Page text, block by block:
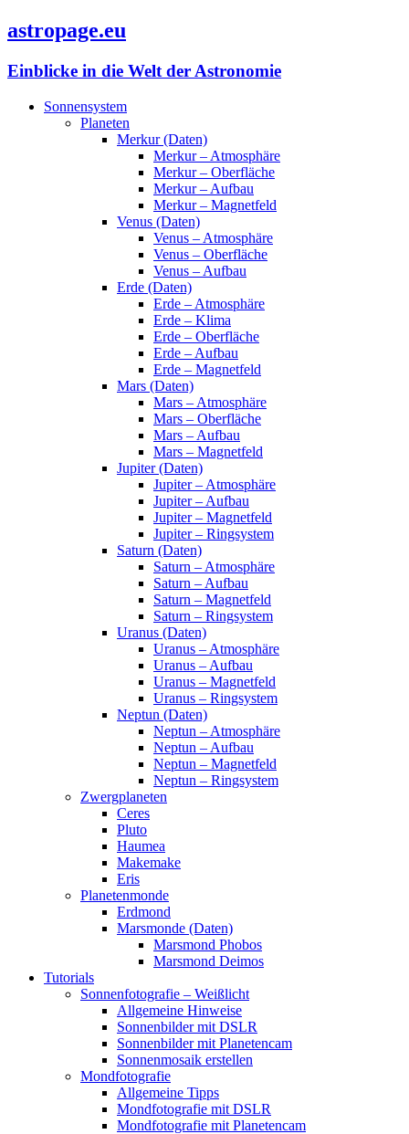
astropage.eu
Einblicke in die Welt der Astronomie
Sonnensystem
Planeten
Merkur (Daten)
Merkur – Atmosphäre
Merkur – Oberfläche
Merkur – Aufbau
Merkur – Magnetfeld
Venus (Daten)
Venus – Atmosphäre
Venus – Oberfläche
Venus – Aufbau
Erde (Daten)
Erde – Atmosphäre
Erde – Klima
Erde – Oberfläche
Erde – Aufbau
Erde – Magnetfeld
Mars (Daten)
Mars – Atmosphäre
Mars – Oberfläche
Mars – Aufbau
Mars – Magnetfeld
Jupiter (Daten)
Jupiter – Atmosphäre
Jupiter – Aufbau
Jupiter – Magnetfeld
Jupiter – Ringsystem
Saturn (Daten)
Saturn – Atmosphäre
Saturn – Aufbau
Saturn – Magnetfeld
Saturn – Ringsystem
Uranus (Daten)
Uranus – Atmosphäre
Uranus – Aufbau
Uranus – Magnetfeld
Uranus – Ringsystem
Neptun (Daten)
Neptun – Atmosphäre
Neptun – Aufbau
Neptun – Magnetfeld
Neptun – Ringsystem
Zwergplaneten
Ceres
Pluto
Haumea
Makemake
Eris
Planetenmonde
Erdmond
Marsmonde (Daten)
Marsmond Phobos
Marsmond Deimos
Tutorials
Sonnenfotografie – Weißlicht
Allgemeine Hinweise
Sonnenbilder mit DSLR
Sonnenbilder mit Planetencam
Sonnenmosaik erstellen
Mondfotografie
Allgemeine Tipps
Mondfotografie mit DSLR
Mondfotografie mit Planetencam